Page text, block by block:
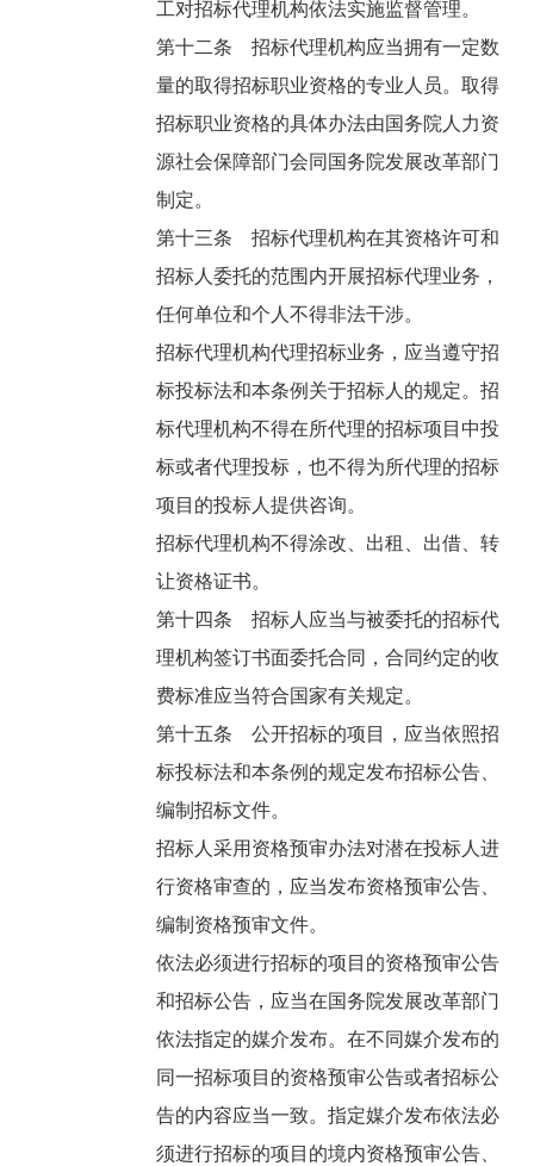
工对招标代理机构依法实施监督管理。
第十二条 招标代理机构应当拥有一定数
量的取得招标职业资格的专业人员。取得
招标职业资格的具体办法由国务院人力资
源社会保障部门会同国务院发展改革部门
制定。
第十三条 招标代理机构在其资格许可和
招标人委托的范围内开展招标代理业务，
任何单位和个人不得非法干涉。
招标代理机构代理招标业务，应当遵守招
标投标法和本条例关于招标人的规定。招
标代理机构不得在所代理的招标项目中投
标或者代理投标，也不得为所代理的招标
项目的投标人提供咨询。
招标代理机构不得涂改、出租、出借、转
让资格证书。
第十四条 招标人应当与被委托的招标代
理机构签订书面委托合同，合同约定的收
费标准应当符合国家有关规定。
第十五条 公开招标的项目，应当依照招
标投标法和本条例的规定发布招标公告、
编制招标文件。
招标人采用资格预审办法对潜在投标人进
行资格审查的，应当发布资格预审公告、
编制资格预审文件。
依法必须进行招标的项目的资格预审公告
和招标公告，应当在国务院发展改革部门
依法指定的媒介发布。在不同媒介发布的
同一招标项目的资格预审公告或者招标公
告的内容应当一致。指定媒介发布依法必
须进行招标的项目的境内资格预审公告、